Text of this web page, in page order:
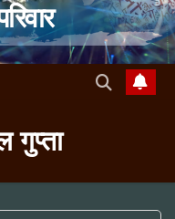
गुप्ता